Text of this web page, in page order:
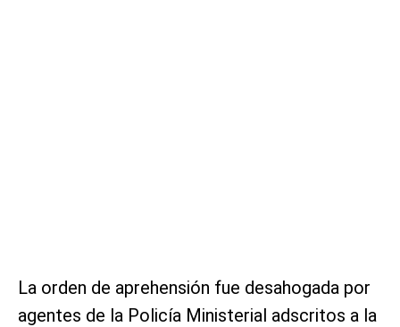
La orden de aprehensión fue desahogada por
agentes de la Policía Ministerial adscritos a la